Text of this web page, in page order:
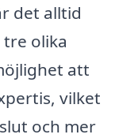
det alltid
olika
att
vilket
och mer